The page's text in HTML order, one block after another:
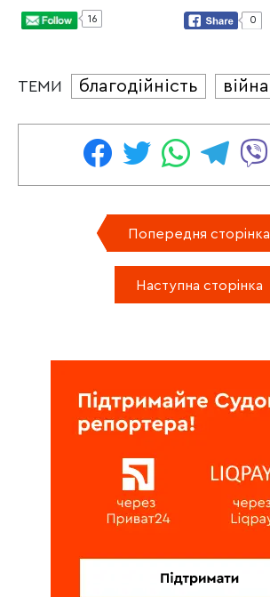
16 0
ТЕМИ благодійність війна
Попередня сторінка
Наступна сторінка